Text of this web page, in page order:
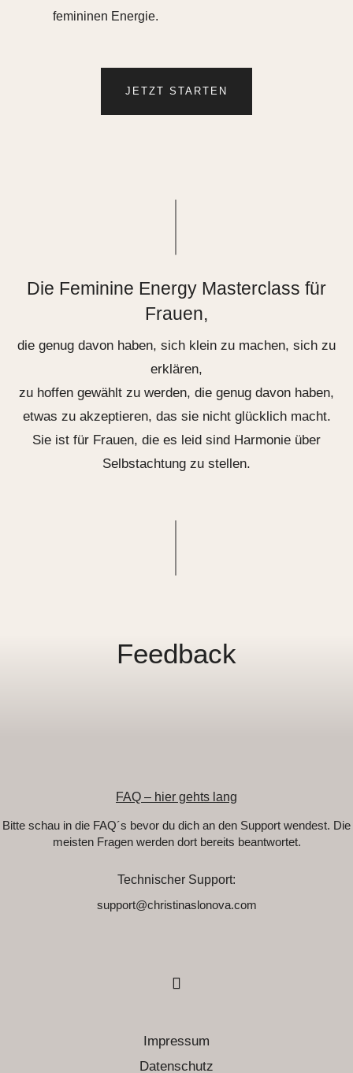
femininen Energie.
JETZT STARTEN
Die Feminine Energy Masterclass für
Frauen,
die genug davon haben, sich klein zu machen, sich zu
erklären,
zu hoffen gewählt zu werden, die genug davon haben,
etwas zu akzeptieren, das sie nicht glücklich macht.
Sie ist für Frauen, die es leid sind Harmonie über
Selbstachtung zu stellen.
Feedback
FAQ – hier gehts lang
Bitte schau in die FAQ´s bevor du dich an den Support wendest. Die
meisten Fragen werden dort bereits beantwortet.
Technischer Support:
support@christinaslonova.com
Impressum
Datenschutz